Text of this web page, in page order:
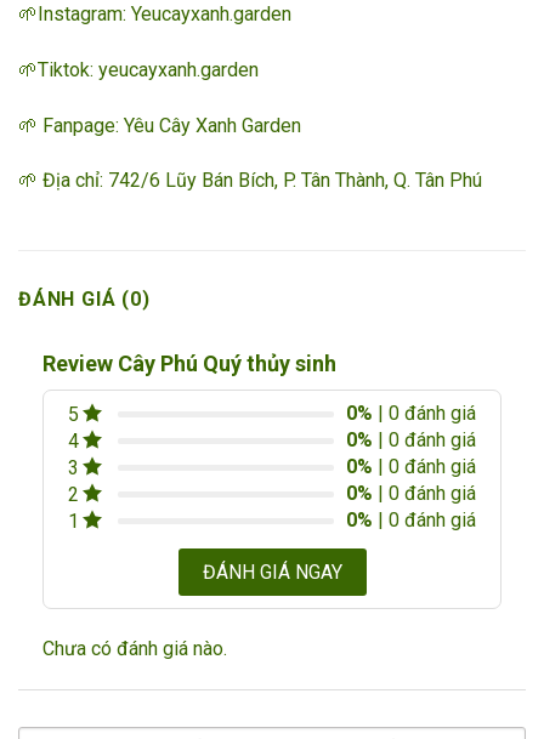
🌱Instagram: Yeucayxanh.garden
🌱Tiktok: yeucayxanh.garden
🌱 Fanpage: Yêu Cây Xanh Garden
🌱 Địa chỉ: 742/6 Lũy Bán Bích, P. Tân Thành, Q. Tân Phú
ĐÁNH GIÁ (0)
Review Cây Phú Quý thủy sinh
5 0% | 0 đánh giá
4
0% | 0 đánh giá
3
0% | 0 đánh giá
2
0% | 0 đánh giá
1
0% | 0 đánh giá
ĐÁNH GIÁ NGAY
Chưa có đánh giá nào.